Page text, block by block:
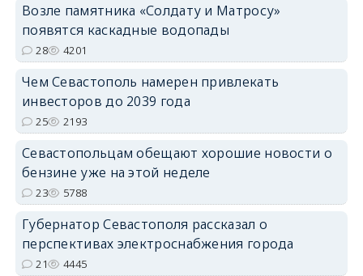
Возле памятника «Солдату и Матросу»
появятся каскадные водопады
28 4201
Чем Севастополь намерен привлекать
инвесторов до 2039 года
25 2193
Севастопольцам обещают хорошие новости о
бензине уже на этой неделе
23 5788
Губернатор Севастополя рассказал о
перспективах электроснабжения города
21 4445